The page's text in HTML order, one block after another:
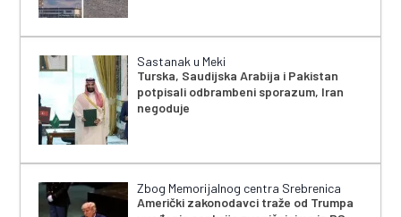
Sastanak u Meki
Turska, Saudijska Arabija i Pakistan
potpisali odbrambeni sporazum, Iran
negoduje
Zbog Memorijalnog centra Srebrenica
Američki zakonodavci traže od Trumpa